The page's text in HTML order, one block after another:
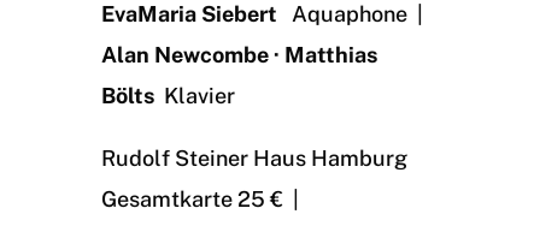
EvaMaria Siebert Aquaphone |
Alan Newcombe · Matthias
Bölts Klavier
Rudolf Steiner Haus Hamburg
Gesamtkarte 25 € |